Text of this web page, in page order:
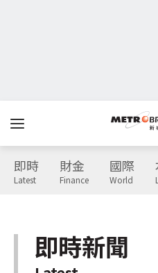
即時
Latest
財金
Finance
國際
World
即時新聞